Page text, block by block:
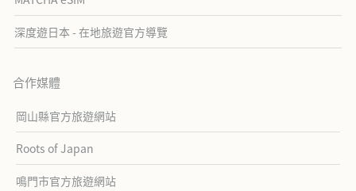
深度遊日本 - 在地旅遊官方導覽
合作媒體
岡山縣官方旅遊網站
Roots of Japan
鳴門市官方旅遊網站